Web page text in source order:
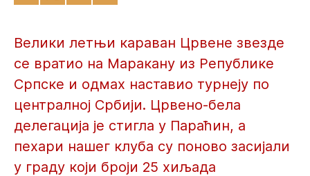
Велики летњи караван Црвене звезде
се вратио на Маракану из Републике
Српске и одмах наставио турнеју по
централној Србији. Црвено-бела
делегација је стигла у Параћин, а
пехари нашег клуба су поново засијали
у граду који броји 25 хиљада